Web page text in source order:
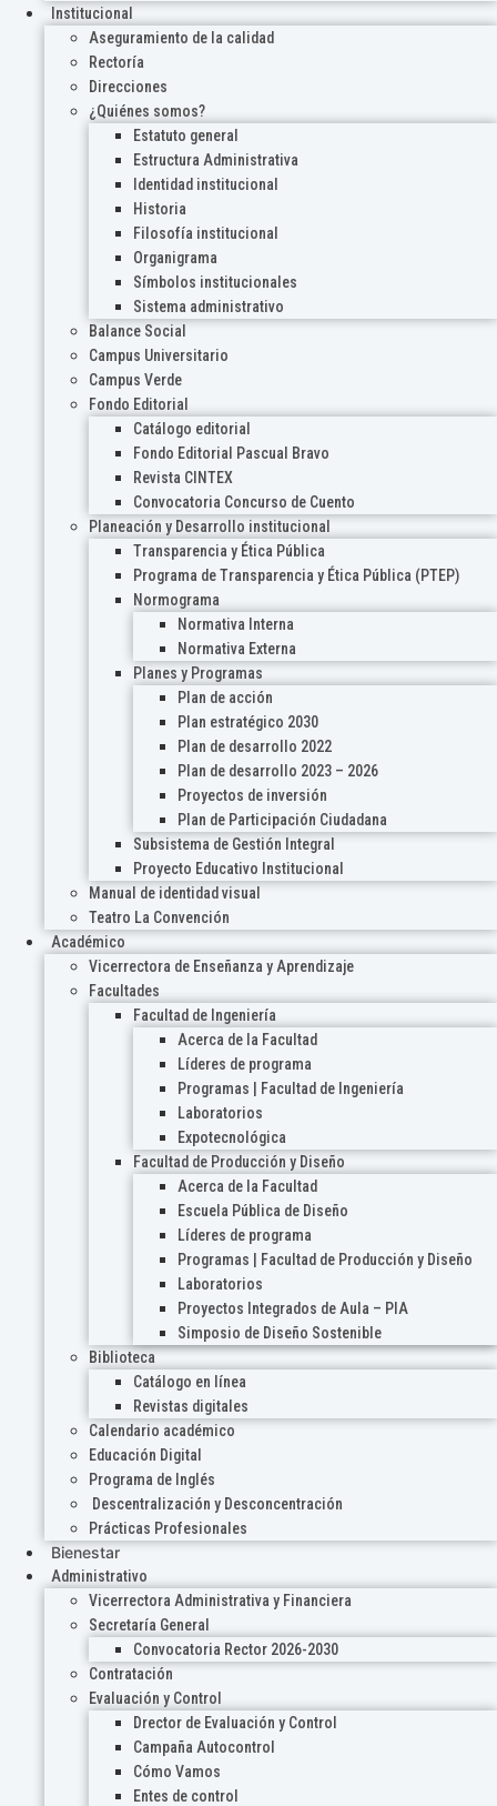
Institucional
Aseguramiento de la calidad
Rectoría
Direcciones
¿Quiénes somos?
Estatuto general
Estructura Administrativa
Identidad institucional
Historia
Filosofía institucional
Organigrama
Símbolos institucionales
Sistema administrativo
Balance Social
Campus Universitario
Campus Verde
Fondo Editorial
Catálogo editorial
Fondo Editorial Pascual Bravo
Revista CINTEX
Convocatoria Concurso de Cuento
Planeación y Desarrollo institucional
Transparencia y Ética Pública
Programa de Transparencia y Ética Pública (PTEP)
Normograma
Normativa Interna
Normativa Externa
Planes y Programas
Plan de acción
Plan estratégico 2030
Plan de desarrollo 2022
Plan de desarrollo 2023 – 2026
Proyectos de inversión
Plan de Participación Ciudadana
Subsistema de Gestión Integral
Proyecto Educativo Institucional
Manual de identidad visual
Teatro La Convención
Académico
Vicerrectora de Enseñanza y Aprendizaje
Facultades
Facultad de Ingeniería
Acerca de la Facultad
Líderes de programa
Programas | Facultad de Ingeniería
Laboratorios
Expotecnológica
Facultad de Producción y Diseño
Acerca de la Facultad
Escuela Pública de Diseño
Líderes de programa
Programas | Facultad de Producción y Diseño
Laboratorios
Proyectos Integrados de Aula – PIA
Simposio de Diseño Sostenible
Biblioteca
Catálogo en línea
Revistas digitales
Calendario académico
Educación Digital
Programa de Inglés
Descentralización y Desconcentración
Prácticas Profesionales
Bienestar
Administrativo
Vicerrectora Administrativa y Financiera
Secretaría General
Convocatoria Rector 2026-2030
Contratación
Evaluación y Control
Drector de Evaluación y Control
Campaña Autocontrol
Cómo Vamos
Entes de control